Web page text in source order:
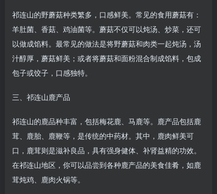
祁连山的野蘑菇种类繁多，口感鲜美。常见的食用蘑菇有：
羊肚菌、香菇、鸡油菌等。蘑菇不仅可以炖汤、炒菜，还可
以做成馅料。最常见的做法是将野蘑菇和肉类一起炖汤，汤
汁醇厚，蘑菇鲜美；或者将蘑菇和面粉混合制成馅料，包成
包子或饺子，口感独特。
三、祁连山鹿产品
祁连山的鹿品种丰富，包括梅花鹿、马鹿等。鹿产品包括鹿
茸、鹿胎、鹿鞭等，是传统的中药材。其中，鹿肉鲜美可
口，鹿茸则是滋补良品，具有强身健体、补肾益精的功效。
在祁连山地区，你可以品尝到各种鹿产品的美食佳肴，如鹿
茸炖鸡、鹿肉火锅等。